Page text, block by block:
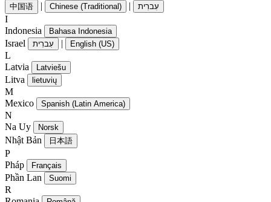
中国语 | Chinese (Traditional) | עִברִית
I
Indonesia
Bahasa Indonesia
Israel עִברִית | English (US)
L
Latvia
Latviešu
Litva lietuvių
M
Mexico
Spanish (Latin America)
N
Na Uy
Norsk
Nhật Bản 日本語
P
Pháp
Français
Phần Lan Suomi
R